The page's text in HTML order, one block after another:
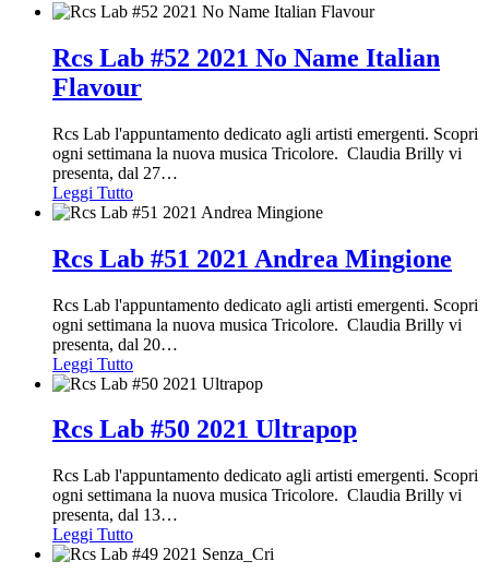
Rcs Lab #52 2021 No Name Italian
Flavour
Rcs Lab l'appuntamento dedicato agli artisti emergenti. Scopri
ogni settimana la nuova musica Tricolore. Claudia Brilly vi
presenta, dal 27…
Leggi Tutto
Rcs Lab #51 2021 Andrea Mingione
Rcs Lab l'appuntamento dedicato agli artisti emergenti. Scopri
ogni settimana la nuova musica Tricolore. Claudia Brilly vi
presenta, dal 20…
Leggi Tutto
Rcs Lab #50 2021 Ultrapop
Rcs Lab l'appuntamento dedicato agli artisti emergenti. Scopri
ogni settimana la nuova musica Tricolore. Claudia Brilly vi
presenta, dal 13…
Leggi Tutto